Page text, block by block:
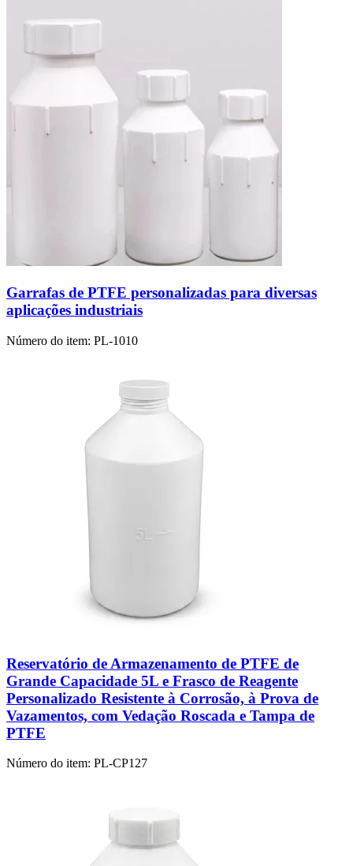
Garrafas de PTFE personalizadas para diversas
aplicações industriais
Número do item: PL-1010
Reservatório de Armazenamento de PTFE de
Grande Capacidade 5L e Frasco de Reagente
Personalizado Resistente à Corrosão, à Prova de
Vazamentos, com Vedação Roscada e Tampa de
PTFE
Número do item: PL-CP127